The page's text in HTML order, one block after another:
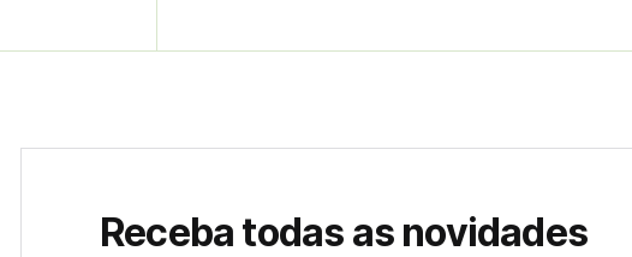
Receba todas as novidades